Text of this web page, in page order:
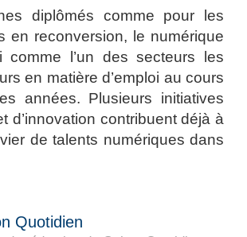
diplômés comme pour les
en reconversion, le numérique
comme l’un des secteurs les
en matière d’emploi au cours
années. Plusieurs initiatives
d’innovation contribuent déjà à
de talents numériques dans
Quotidien